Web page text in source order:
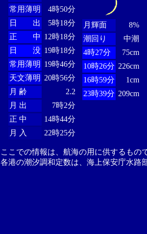
常用薄明
4時50分
日 出
5時18分
正 中 12時18分
日 没 19時18分
常用薄明 19時46分
天文薄明 20時56分
月 齢
2.2
月 出
7時2分
正 中
14時44分
月 入
22時25分
月輝面
8%
潮回り
中潮
4時27分
75cm
10時26分 226cm
16時59分
1cm
23時39分 209cm
ここでの情報は、航海の用に供するもの
各港の潮汐調和定数は、海上保安庁水路